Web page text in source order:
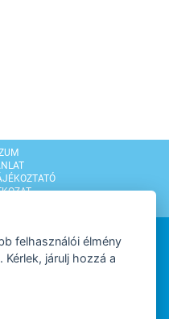
felhasználói élmény
járulj hozzá a